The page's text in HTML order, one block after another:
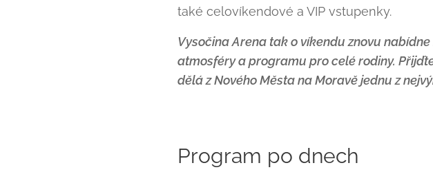
také celovíkendové a VIP vstupenky.
Vysočina Arena tak o víkendu znovu
atmosféry a programu pro celé rodiny.
dělá z Nového Města na Moravě jednu z
Program po dnech